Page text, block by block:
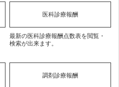
医科診療報酬
最新の医科診療報酬点数表を閲覧・
検索が出来ます。
調剤診療報酬